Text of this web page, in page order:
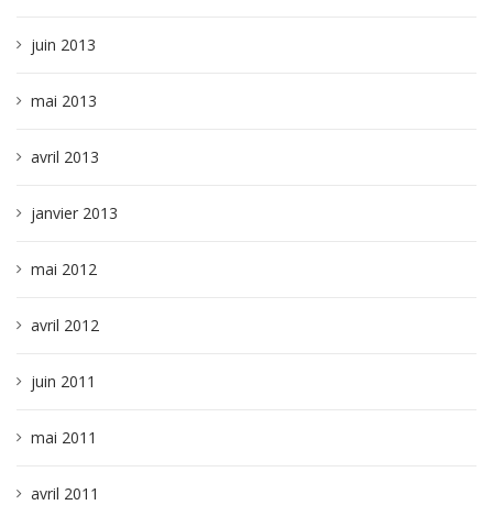
juin 2013
mai 2013
avril 2013
janvier 2013
mai 2012
avril 2012
juin 2011
mai 2011
avril 2011